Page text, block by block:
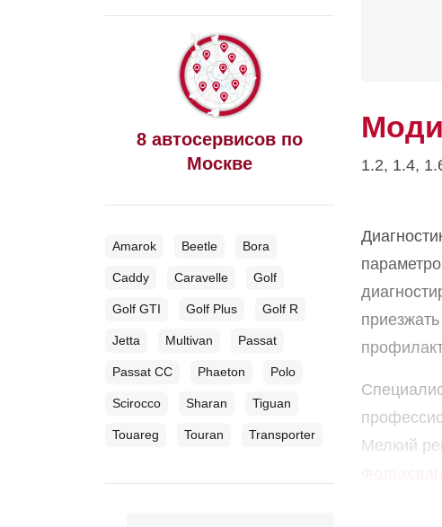
8 автосервисов по
Москве
Amarok Beetle Bora
Caddy Caravelle Golf
Golf GTI Golf Plus Golf R
Jetta Multivan Passat
Passat CC Phaeton Polo
Scirocco Sharan Tiguan
Touareg Touran Transporter
1.2, 1.4,
Мелкий